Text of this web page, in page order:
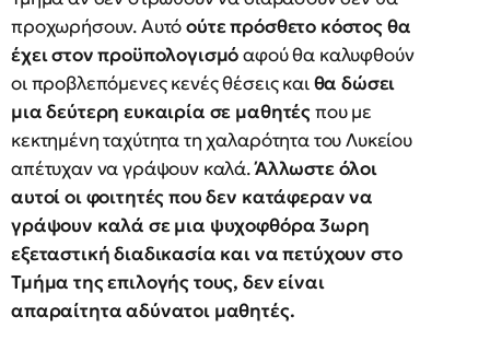
προχωρήσουν. Αυτόούτε πρόσθετο κόστος θα
έχει στον προϋπολογισμόαφού θα καλυφθούν
οι προβλεπόμενες κενές θέσεις καιθα δώσει
μια δεύτερη ευκαιρία σε μαθητέςπου με
κεκτημένη ταχύτητα τη χαλαρότητα του Λυκείου
απέτυχαν να γράψουν καλά.Άλλωστε όλοι
αυτοί οι φοιτητές που δεν κατάφεραν να
γράψουν καλά σε μια ψυχοφθόρα 3ωρη
εξεταστική διαδικασία και να πετύχουν στο
Τμήμα της επιλογής τους, δεν είναι
απαραίτητα αδύνατοι μαθητές.